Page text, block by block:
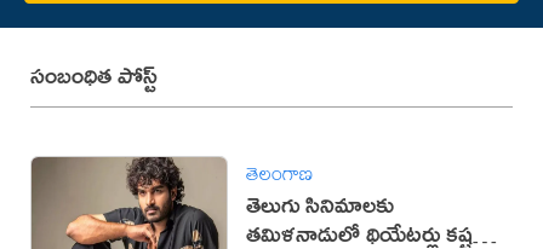
సంబంధిత పోస్ట్
తెలంగాణ
తెలుగు సినిమాలకు
తమిళనాడులో థియేటర్లు కష్టమే: